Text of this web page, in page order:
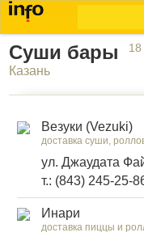
Суши бары 18
Казань
Везуки (Vezuki)
доставка суши,
ул. Джаудата
т.: (843) 245-25-
Инари
доставка пиццы и